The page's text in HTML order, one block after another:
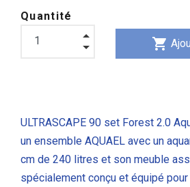
Quantité
shopping_cart
ULTRASCAPE 90 set Forest 2.0
un ensemble AQUAEL avec un
cm de 240 litres et son meuble
spécialement conçu et équipé